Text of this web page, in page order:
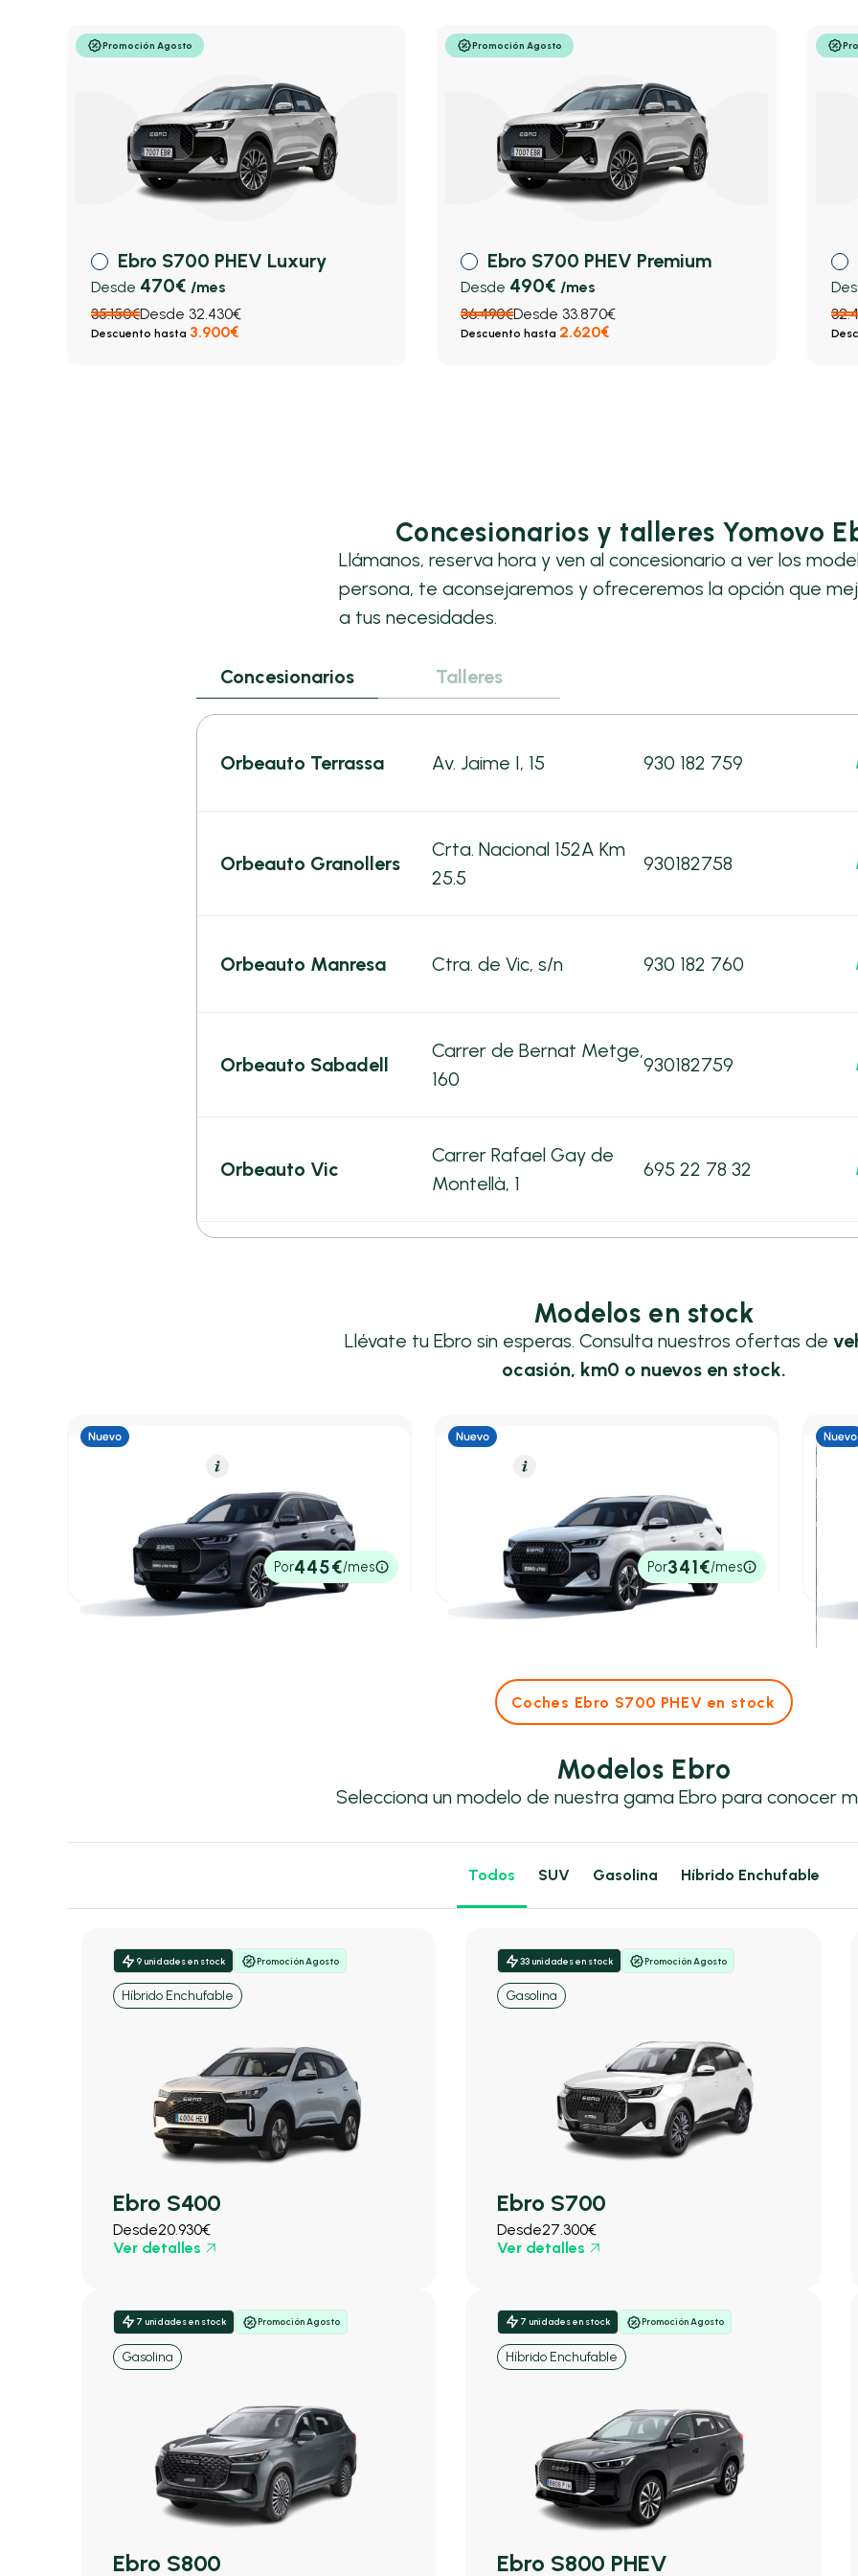
Promoción Agosto
Ebro S700 PHEV Luxury
Desde 470€ /mes
35.150€Desde 32.430€
Descuento hasta 3.900€
Promoción Agosto
Ebro S700 PHEV Premium
Desde 490€ /mes
36.490€Desde 33.870€
Descuento hasta 2.620€
Concesionarios y talleres Yomovo
Llámanos, reserva hora y ven al concesionario a ver los
persona, te aconsejaremos y ofreceremos la opción que
a tus necesidades.
Concesionarios Talleres
Orbeauto Terrassa Av. Jaime I, 15 930 182 759
Orbeauto Granollers
Crta. Nacional 152A Km
25.5
930182758
Orbeauto Manresa Ctra. de Vic, s/n 930 182 760
Orbeauto Sabadell
Carrer de Bernat Metge,
160
930182759
Orbeauto Vic
Carrer Rafael Gay de
Montellà, 1
695 22 78 32
Modelos en stock
Llévate tu Ebro sin esperas. Consulta nuestros ofertas de
ocasión, km0 o nuevos en stock.
1.5 TGDI PHEV Luxury E-CVT
2,40 l/100 Km279cvAutomático
36.920€
P.V.P. contado
Por445€/mes
1.6 TGDI Comfort 7 DCT
7,00 l/100 Km147cvAutomático
28.300€
P.V.P. contado
Por341€/mes
Ebro
1.5
5,70
P.V.P.
Coches Ebro S700 PHEV en stock
Modelos Ebro
Selecciona un modelo de nuestra gama Ebro para conocer
Todos SUV Gasolina Híbrido Enchufable
9 unidades en stock Promoción Agosto
Híbrido Enchufable
Ebro S400
Desde20.930€
Ver detalles
33 unidades en stock Promoción Agosto
Gasolina
Ebro S700
Desde27.300€
Ver detalles
7 unidades en stock Promoción Agosto
Gasolina
Ebro S800
7 unidades en stock Promoción Agosto
Híbrido Enchufable
Ebro S800 PHEV